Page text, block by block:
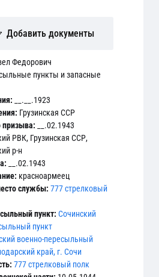
Добавить документы
Федорович
пункты и запасные
__.__.1923
Грузинская ССР
призыва: __.02.1943
РВК, Грузинская ССР,
р-н
__.02.1943
красноармеец
службы: 777 стрелковый
пункт: Сочинский
пункт
военно-пересыльный
край, г. Сочи
777 стрелковый полк